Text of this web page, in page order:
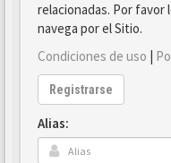
relacionadas. Por favor
navega por el Sitio.
Condiciones de uso |
Registrarse
Alias: